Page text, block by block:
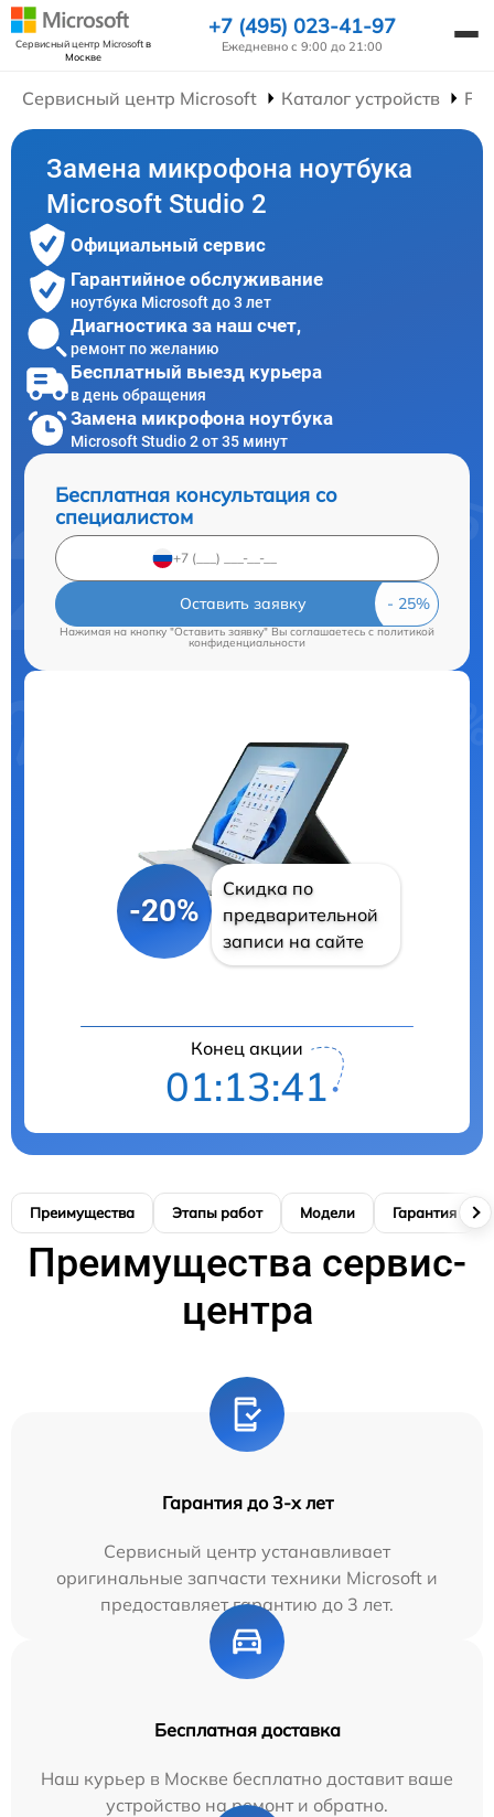
Сервисный центр Microsoftв
Москве
+7 (495) 023-41-97
Ежедневно с 9:00 до 21:00
Сервисный центр Microsoft Каталог устройств
Замена микрофона ноутбука
Microsoft Studio 2
Официальный сервис
Гарантийное обслуживание
ноутбука Microsoft до 3 лет
Диагностика за наш счет,
ремонт по желанию
Бесплатный выезд курьера
в день обращения
Замена микрофона ноутбука
Microsoft Studio 2 от 35 минут
Бесплатная консультация со
специалистом
Оставить заявку
Нажимая на кнопку "Оставить заявку" Вы соглашаетесь cполитикой
конфиденциальности
-20%
Скидка по
предварительной
записи на сайте
Конец акции
01:13:40
Преимущества Этапы работ Модели Гарантия
Преимущества сервис-
центра
Гарантия до 3-х лет
Сервисный центр устанавливает
оригинальные запчасти техники Microsoft и
предоставляет гарантию до 3 лет.
Бесплатная доставка
Наш курьер в Москве бесплатно доставит ваше
устройство на ремонт и обратно.